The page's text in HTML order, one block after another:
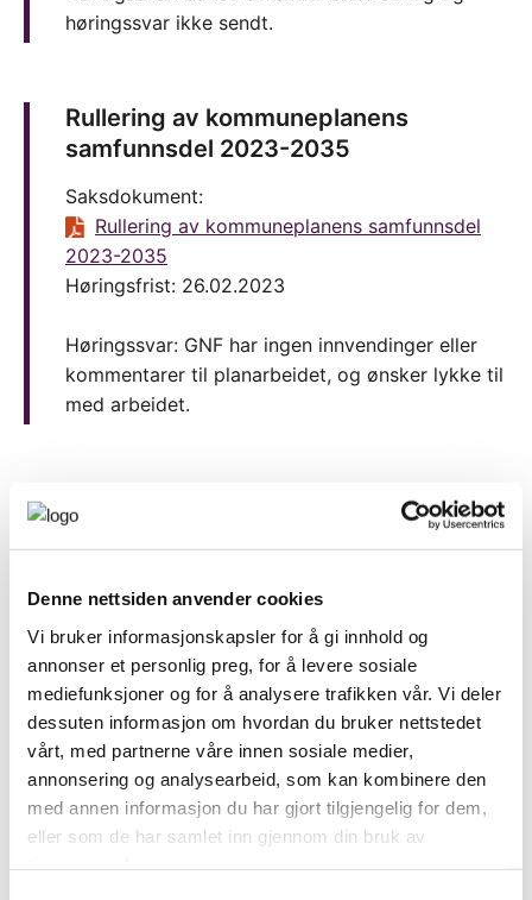
Denne nettsiden anvender cookies
Vi bruker informasjonskapsler for å gi innhold og
annonser et personlig preg, for å levere sosiale
mediefunksjoner og for å analysere trafikken vår. Vi deler
dessuten informasjon om hvordan du bruker nettstedet
vårt, med partnerne våre innen sosiale medier,
annonsering og analysearbeid, som kan kombinere den
med annen informasjon du har gjort tilgjengelig for dem,
eller som de har samlet inn gjennom din bruk av
høringssvar ikke sendt.
Rullering av kommuneplanens
samfunnsdel 2023-2035
Saksdokument:
Rullering av kommuneplanens samfunnsdel
2023-2035
Høringsfrist: 26.02.2023
Høringssvar: GNF har ingen innvendinger eller
kommentarer til planarbeidet, og ønsker lykke til
med arbeidet.
Grenlandsporten plan ID2007
Varsel om planoppstart
Høringsfrist: 03.02.2023
Høringssvar:
230203 Synspunkter varsel om
planoppstart reguleringsplan Grenlandsporten
2022 Høringssaker og tilsvar
Har du sett det nye forslaget til